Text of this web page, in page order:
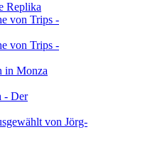
Replika
von Trips -
von Trips -
in Monza
- Der
von Jörg-